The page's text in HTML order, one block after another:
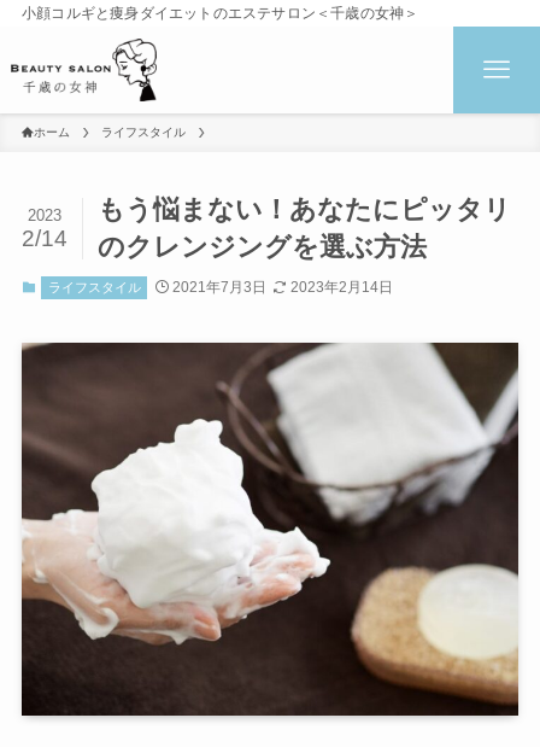
小顔コルギと痩身ダイエットのエステサロン＜千歳の女神＞
ホーム ライフスタイル
もう悩まない！あなたにピッタリ
のクレンジングを選ぶ方法
2023
2/14
ライフスタイル 2021年7月3日 2023年2月14日